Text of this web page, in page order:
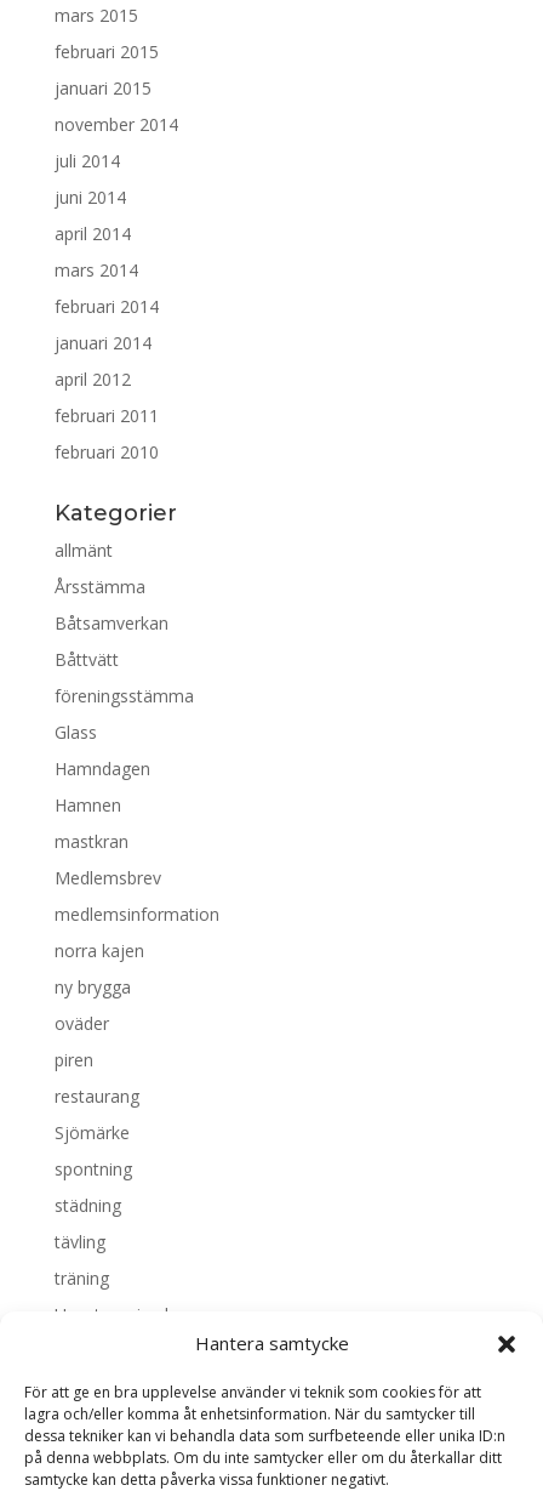
Hantera samtycke
För att ge en bra upplevelse använder vi teknik som cookies för att
lagra och/eller komma åt enhetsinformation. När du samtycker till
dessa tekniker kan vi behandla data som surfbeteende eller unika ID:n
på denna webbplats. Om du inte samtycker eller om du återkallar ditt
samtycke kan detta påverka vissa funktioner negativt.
mars 2015
februari 2015
januari 2015
november 2014
juli 2014
juni 2014
april 2014
mars 2014
februari 2014
januari 2014
april 2012
februari 2011
februari 2010
Kategorier
allmänt
Årsstämma
Båtsamverkan
Båttvätt
föreningsstämma
Glass
Hamndagen
Hamnen
mastkran
Medlemsbrev
medlemsinformation
norra kajen
ny brygga
oväder
piren
restaurang
Sjömärke
spontning
städning
tävling
träning
Uncategorized
vattenrättsfrågan
Meta
Logga in